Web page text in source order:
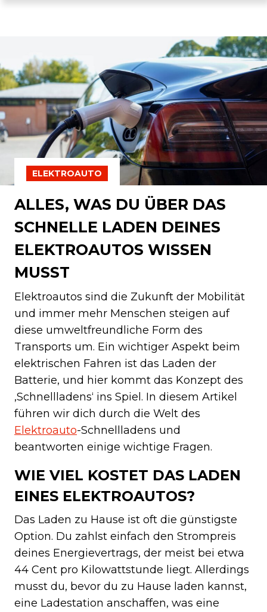
ELEKTROAUTO
ALLES, WAS DU ÜBER DAS
SCHNELLE LADEN DEINES
ELEKTROAUTOS WISSEN
MUSST
Elektroautos sind die Zukunft der Mobilität
und immer mehr Menschen steigen auf
diese umweltfreundliche Form des
Transports um. Ein wichtiger Aspekt beim
elektrischen Fahren ist das Laden der
Batterie, und hier kommt das Konzept des
‚Schnellladens‘ ins Spiel. In diesem Artikel
führen wir dich durch die Welt des
Elektroauto-Schnellladens und
beantworten einige wichtige Fragen.
WIE VIEL KOSTET DAS LADEN
EINES ELEKTROAUTOS?
Das Laden zu Hause ist oft die günstigste
Option. Du zahlst einfach den Strompreis
deines Energievertrags, der meist bei etwa
44 Cent pro Kilowattstunde liegt. Allerdings
musst du, bevor du zu Hause laden kannst,
eine Ladestation anschaffen, was eine